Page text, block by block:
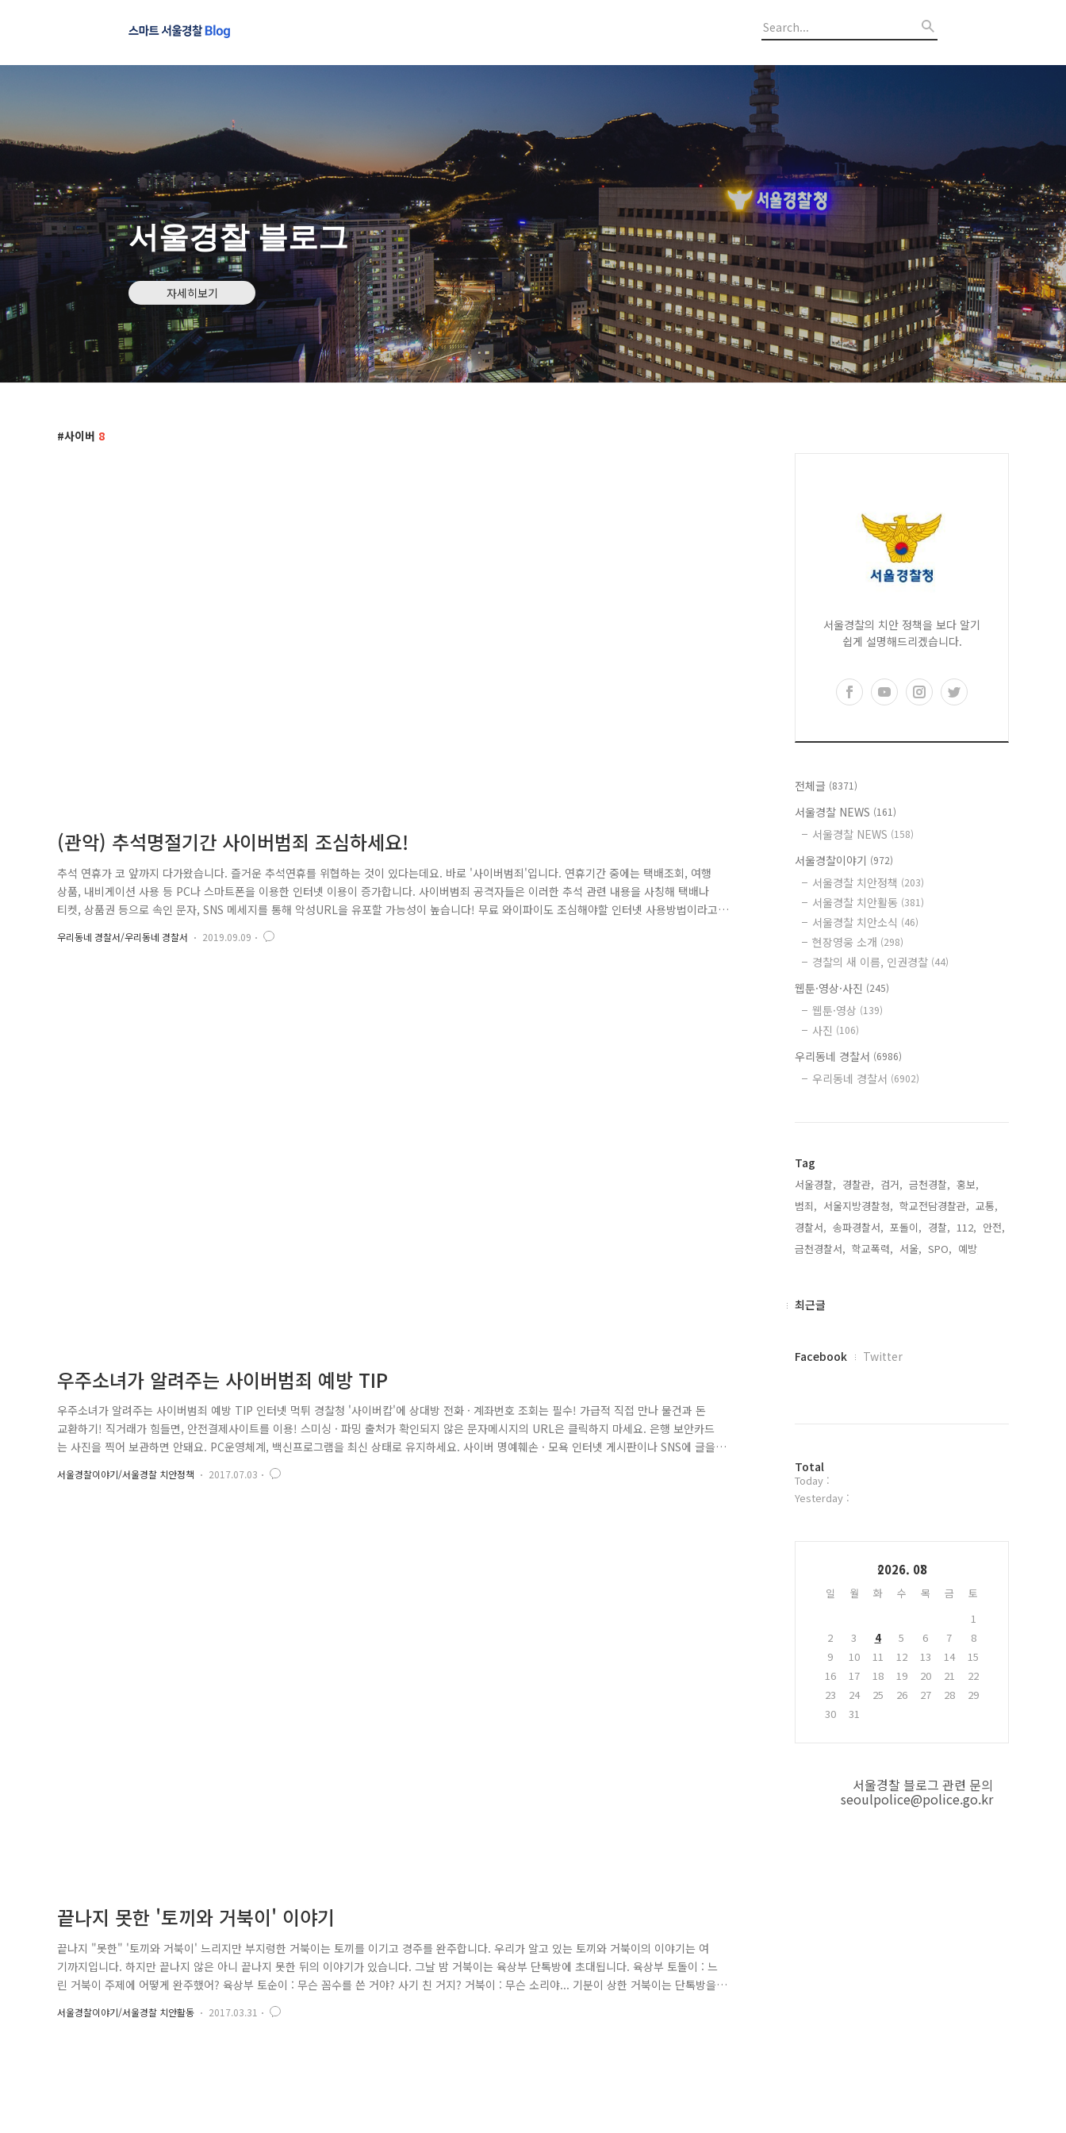
서울경찰 블로그
자세히보기
사이버 8
(관악) 추석명절기간 사이버범죄 조심하세요!
추석 연휴가 코 앞까지 다가왔습니다. 즐거운 추석연휴를 위협하는 것이 있다는데요. 바로 '사이버범죄'입니다. 연휴기간 중에는 택배조회, 여행
상품, 내비게이션 사용 등 PC나 스마트폰을 이용한 인터넷 이용이 증가합니다. 사이버범죄 공격자들은 이러한 추석 관련 내용을 사칭해 택배나
티켓, 상품권 등으로 속인 문자, SNS 메세지를 통해 악성URL을 유포할 가능성이 높습니다! 무료 와이파이도 조심해야할 인터넷 사용방법이라고
합니다. 와이파이 해킹을 통해 개인정보를 탈취하거나 랜섬웨어를 배포할 가능성이 높아 각별한 주의가 필요합니다. 추석명절동안 범죄에서 안전
하게 보낼 수 있는 안전 수칙을 소개하고자 합니다. - PC 및 스마트폰을 지키는 7대 사이버 보안 수칙 - 꼭 기억해주세요! 하나, 추석관련 SNS메
우리동네 경찰서/우리동네 경찰서 2019.09.09
우주소녀가 알려주는 사이버범죄 예방 TIP
우주소녀가 알려주는 사이버범죄 예방 TIP 인터넷 먹튀 경찰청 '사이버캅'에 상대방 전화 · 계좌번호 조회는 필수! 가급적 직접 만나 물건과 돈
교환하기! 직거래가 힘들면, 안전결제사이트를 이용! 스미싱 · 파밍 출처가 확인되지 않은 문자메시지의 URL은 클릭하지 마세요. 은행 보안카드
는 사진을 찍어 보관하면 안돼요. PC운영체계, 백신프로그램을 최신 상태로 유지하세요. 사이버 명예훼손 · 모욕 인터넷 게시판이나 SNS에 글을
쓸때 에티켓을 지켜주세요. 뉴스나 정보를 공유할 때 진위 여부를 꼭 확인하세요. 사이버 범죄 OUT! 사이버 범죄는 예방이 최선입니다. 여러분
의 관심과 노력이 안전한 사이버 공간을 만듭니다.
서울경찰이야기/서울경찰 치안정책 2017.07.03
끝나지 못한 '토끼와 거북이' 이야기
끝나지 "못한" '토끼와 거북이' 느리지만 부지렁한 거북이는 토끼를 이기고 경주를 완주합니다. 우리가 알고 있는 토끼와 거북이의 이야기는 여
기까지입니다. 하지만 끝나지 않은 아니 끝나지 못한 뒤의 이야기가 있습니다. 그날 밤 거북이는 육상부 단톡방에 초대됩니다. 육상부 토돌이 : 느
린 거북이 주제에 어떻게 완주했어? 육상부 토순이 : 무슨 꼼수를 쓴 거야? 사기 친 거지? 거북이 : 무슨 소리야... 기분이 상한 거북이는 단톡방을
나가게 됩니다. 그럼에도 불구하고 계속해서 거북이를 초대하는 토끼들 육상부 토돌이 : 야!! 왜 나가!! 끝까지 초대할 거야 육상부 토순이 : 여기
서는 누가 이기나 해볼까? 거북이 : 그만해... 그 단톡방은 마치 완주할 수 없는 레이스와 같은 '단톡지옥'이었습니다. 최근 학교..
서울경찰이야기/서울경찰 치안활동 2017.03.31
서울경찰의 치안 정책을 보다 알기
쉽게 설명해드리겠습니다.
전체글 (8371)
서울경찰 NEWS (161)
서울경찰 NEWS (158)
서울경찰이야기 (972)
서울경찰 치안정책 (203)
서울경찰 치안활동 (381)
서울경찰 치안소식 (46)
현장영웅 소개 (298)
경찰의 새 이름, 인권경찰 (44)
웹툰·영상·사진 (245)
웹툰·영상 (139)
사진 (106)
우리동네 경찰서 (6986)
우리동네 경찰서 (6902)
Tag
서울경찰, 경찰관, 검거, 금천경찰, 홍보,
범죄, 서울지방경찰청, 학교전담경찰관, 교통,
경찰서, 송파경찰서, 포돌이, 경찰, 112, 안전,
금천경찰서, 학교폭력, 서울, SPO, 예방,
최
최근글
페
플
러
그
Facebook Twitter
방
문
자
Total
Today :
Yesterday :
2026. 08
일 월 화 수 목 금
토
1
2
3 4 5 6 7
8
9
10 11 12 13 14
15
16
17 18 19 20 21
22
23
24 25 26 27 28
29
30
31
서울경찰 블로그 관련 문의
seoulpolice@police.go.kr